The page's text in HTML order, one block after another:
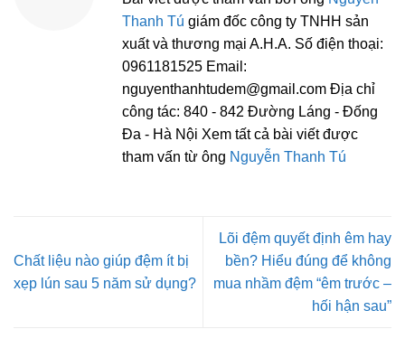
Thanh Tú giám đốc công ty TNHH sản
xuất và thương mại A.H.A. Số điện thoại:
0961181525 Email:
nguyenthanhtudem@gmail.com Địa chỉ
công tác: 840 - 842 Đường Láng - Đống
Đa - Hà Nội Xem tất cả bài viết được
tham vấn từ ông Nguyễn Thanh Tú
Chất liệu nào giúp đệm ít bị
xẹp lún sau 5 năm sử dụng?
Lõi đệm quyết định êm hay
bền? Hiểu đúng để không
mua nhầm đệm “êm trước –
hối hận sau”